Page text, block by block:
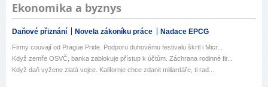
Ekonomika a byznys
Daňové přiznání Novela zákoníku práce Nadace EPCG
Firmy couvají od Prague Pride. Podporu duhovému festivalu škrtl i Micr...
Když zemře OSVČ, banka zablokuje přístup k účtům. Záchrana rodinné fir...
Když daň vyžene zlatá vejce. Kalifornie chce zdanit miliardáře, ti rad...